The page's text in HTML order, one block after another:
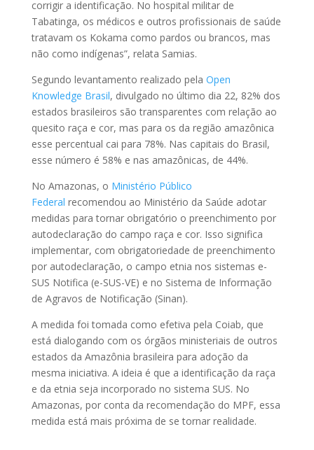
corrigir a identificação. No hospital militar de
Tabatinga, os médicos e outros profissionais de saúde
tratavam os Kokama como pardos ou brancos, mas
não como indígenas”, relata Samias.
Segundo levantamento realizado pela Open
Knowledge Brasil, divulgado no último dia 22, 82% dos
estados brasileiros são transparentes com relação ao
quesito raça e cor, mas para os da região amazônica
esse percentual cai para 78%. Nas capitais do Brasil,
esse número é 58% e nas amazônicas, de 44%.
No Amazonas, o Ministério Público
Federal recomendou ao Ministério da Saúde adotar
medidas para tornar obrigatório o preenchimento por
autodeclaração do campo raça e cor. Isso significa
implementar, com obrigatoriedade de preenchimento
por autodeclaração, o campo etnia nos sistemas e-
SUS Notifica (e-SUS-VE) e no Sistema de Informação
de Agravos de Notificação (Sinan).
A medida foi tomada como efetiva pela Coiab, que
está dialogando com os órgãos ministeriais de outros
estados da Amazônia brasileira para adoção da
mesma iniciativa. A ideia é que a identificação da raça
e da etnia seja incorporado no sistema SUS. No
Amazonas, por conta da recomendação do MPF, essa
medida está mais próxima de se tornar realidade.